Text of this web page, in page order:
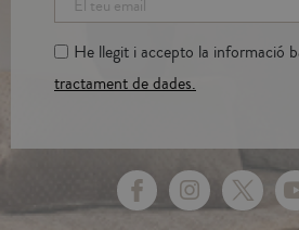
He llegit i accepto la informació
tractament de dades.